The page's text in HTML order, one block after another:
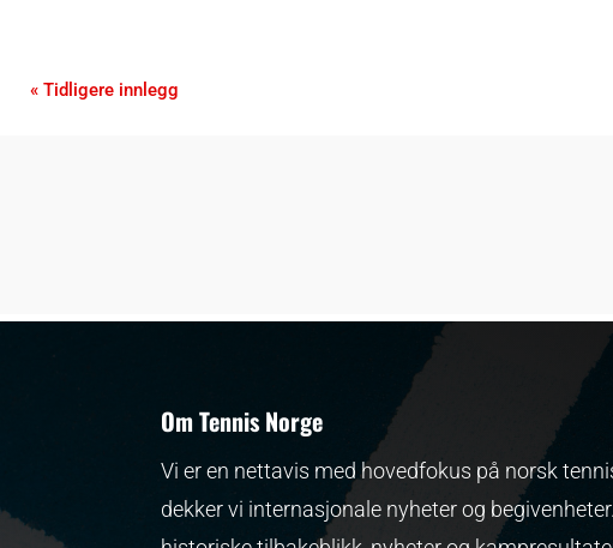
« Tidligere innlegg
Om Tennis Norge
Vi er en nettavis med hovedfokus på norsk
dekker vi internasjonale nyheter og begivenheter.